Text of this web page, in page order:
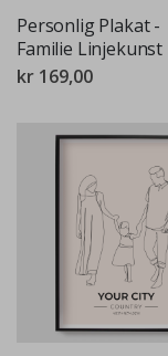
Personlig Plakat -
Familie Linjekunst
kr 169,00